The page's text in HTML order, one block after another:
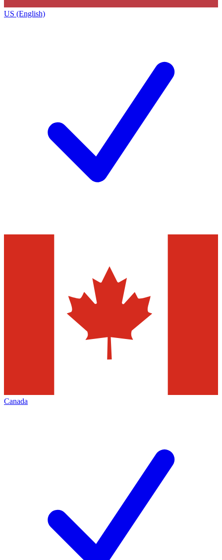
US (English)
Canada